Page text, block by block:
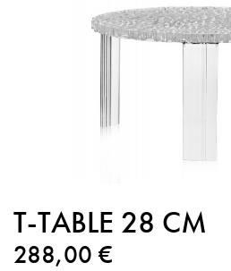
T-TABLE 28 CM
288,00 €